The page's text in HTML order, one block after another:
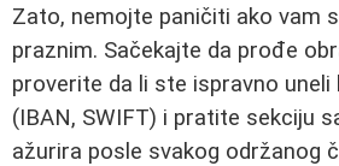
Zato, nemojte paničiti ako vam
praznim. Sačekajte da prođe
proverite da li ste ispravno uneli
(IBAN, SWIFT) i pratite sekciju
ažurira posle svakog održanog